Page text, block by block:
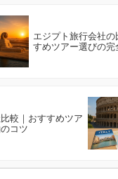
エジプト旅行会社
すめツアー選びの完
較｜おすすめツア
コツ